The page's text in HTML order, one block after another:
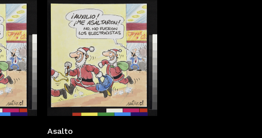
Asalto